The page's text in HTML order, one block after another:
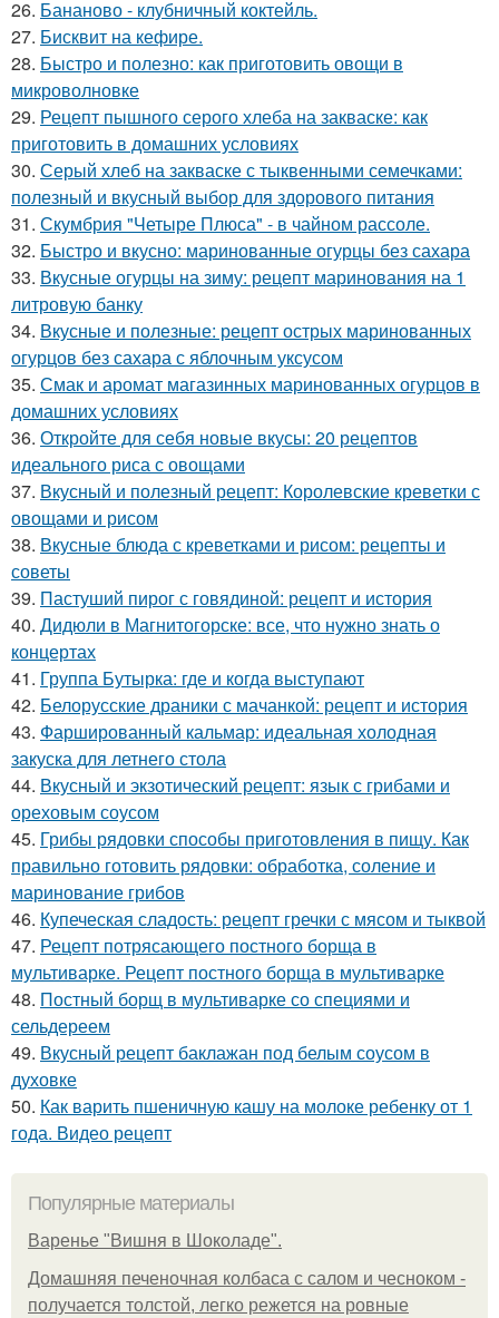
26. Бананово - клубничный коктейль.
27. Бисквит на кефире.
28. Быстро и полезно: как приготовить овощи в
микроволновке
29. Рецепт пышного серого хлеба на закваске: как
приготовить в домашних условиях
30. Серый хлеб на закваске с тыквенными семечками:
полезный и вкусный выбор для здорового питания
31. Скумбрия "Четыре Плюса" - в чайном рассоле.
32. Быстро и вкусно: маринованные огурцы без сахара
33. Вкусные огурцы на зиму: рецепт маринования на 1
литровую банку
34. Вкусные и полезные: рецепт острых маринованных
огурцов без сахара с яблочным уксусом
35. Смак и аромат магазинных маринованных огурцов в
домашних условиях
36. Откройте для себя новые вкусы: 20 рецептов
идеального риса с овощами
37. Вкусный и полезный рецепт: Королевские креветки с
овощами и рисом
38. Вкусные блюда с креветками и рисом: рецепты и
советы
39. Пастуший пирог с говядиной: рецепт и история
40. Дидюли в Магнитогорске: все, что нужно знать о
концертах
41. Группа Бутырка: где и когда выступают
42. Белорусские драники с мачанкой: рецепт и история
43. Фаршированный кальмар: идеальная холодная
закуска для летнего стола
44. Вкусный и экзотический рецепт: язык с грибами и
ореховым соусом
45. Грибы рядовки способы приготовления в пищу. Как
правильно готовить рядовки: обработка, соление и
маринование грибов
46. Купеческая сладость: рецепт гречки с мясом и тыквой
47. Рецепт потрясающего постного борща в
мультиварке. Рецепт постного борща в мультиварке
48. Постный борщ в мультиварке со специями и
сельдереем
49. Вкусный рецепт баклажан под белым соусом в
духовке
50. Как варить пшеничную кашу на молоке ребенку от 1
года. Видео рецепт
Популярные материалы
Варенье "Вишня в Шоколаде".
Домашняя печеночная колбаса с салом и чесноком -
получается толстой, легко режется на ровные